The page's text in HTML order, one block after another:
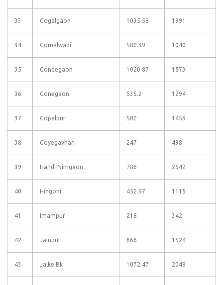
33 Gogalgaon 1035.58 1991
34 Gomalwadi 580.39 1040
35 Gondegaon 1020.87 1573
36 Gonegaon 535.2 1294
37 Gopalpur 502 1453
38 Goyegavhan 247 498
39 Handi Nimgaon 786 2542
40 Hingoni 452.97 1115
41 Imampur 218 342
42 Jainpur 666 1524
43 Jalke Bk 1072.47 2048